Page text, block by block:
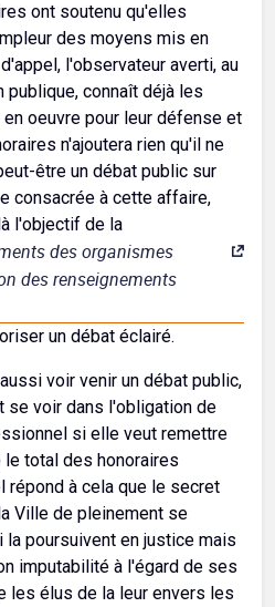
ont soutenu qu'elles
des moyens mis en
l'observateur averti, au
connaît déjà les
oeuvre pour leur défense et
n'ajoutera rien qu'il ne
être un débat public sur
consacrée à cette affaire,
l'objectif de la
des organismes
des renseignements
un débat éclairé.
voir venir un débat public,
se voir dans l'obligation de
si elle veut remettre
le total des honoraires
répond à cela que le secret
Ville de pleinement se
poursuivent en justice mais
imputabilité à l'égard de ses
les élus de la leur envers les